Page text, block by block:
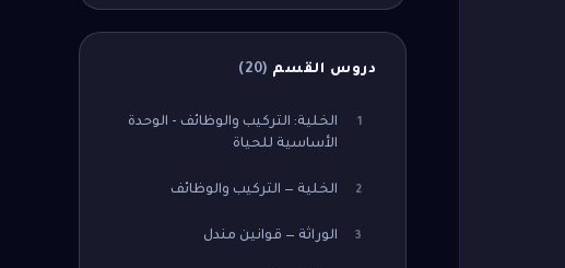
دروس القسم (
20
)
1
الخلية: التركيب والوظائف - الوحدة
الأساسية للحياة
2 الخلية — التركيب والوظائف
3 الوراثة — قوانين مندل